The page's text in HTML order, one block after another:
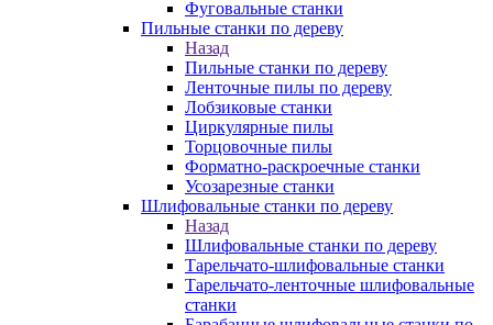
Фуговальные станки
Пильные станки по дереву
Назад
Пильные станки по дереву
Ленточные пилы по дереву
Лобзиковые станки
Циркулярные пилы
Торцовочные пилы
Форматно-раскроечные станки
Усозарезные станки
Шлифовальные станки по дереву
Назад
Шлифовальные станки по дереву
Тарельчато-шлифовальные станки
Тарельчато-ленточные шлифовальные
станки